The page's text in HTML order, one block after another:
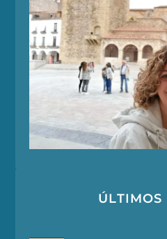
ÚLTIMOS